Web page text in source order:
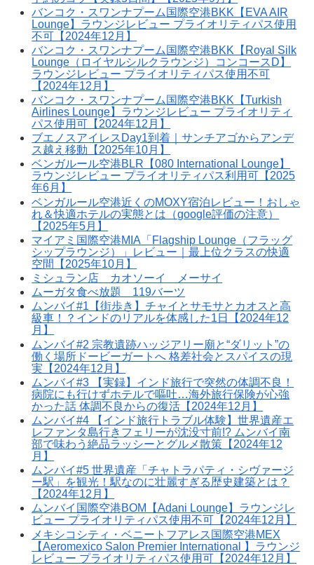
バンコク・スワンナプーム国際空港BKK【EVA AIR
Lounge】ラウンジレビュー プライオリティパス使用
不可【2024年12月】
バンコク・スワンナプーム国際空港BKK【Royal Silk
Lounge（ロイヤルシルクラウンジ）コンコースD】
ラウンジレビュー プライオリティパス使用不可
【2024年12月】
バンコク・スワンナプーム国際空港BKK【Turkish
Airlines Lounge】ラウンジレビュー プライオリティ
パス使用可【2024年12月】
ブエノスアイレスDay1到着｜サンチアゴからアンデ
ス越え移動【2025年10月】
ベンガルール空港BLR【080 International Lounge】
ラウンジレビュー プライオリティパス利用可【2025
年6月】
ベンガルール空港近くのMOXY宿泊レビュー！おしゃ
れ＆快適ホテルの実態とは（google評価の注意）
【2025年5月】
マイアミ国際空港MIA「Flagship Lounge（フラッグ
シップラウンジ）」レビュー｜最上位クラスの快適
空間【2025年10月】
ミシュラン店 カオソーイ メーサイ
ムーガタ食べ放題 119バーツ
ムンバイ#1【街歩き】チャイとサモサとカオスと高
級車！？インドのリアルを体感した1日【2024年12
月】
ムンバイ#2 宗教遺跡ハッジアリー廟と“ダリット”の
働く場所ドービーガートへ 格差社会とスパイスの現
実【2024年12月】
ムンバイ#3 【実録】インド旅行で突然の体調不良！
病院にも行けずホテルで嘔吐…海外旅行保険が心強
かった話 体調不良からの復活【2024年12月】
ムンバイ#4 【インド旅行トラブル体験】世界遺産エ
レファンタ島行きフェリーが沈没寸前!? ムンバイ南
部で味わう絶品ラッシーとグルメ散策【2024年12
月】
ムンバイ#5 世界遺産「チャトラパティ・シヴァージ
ー駅」を観光！駅なのに壮麗すぎる歴史建築とは？
【2024年12月】
ムンバイ国際空港BOM【Adani Lounge】ラウンジレ
ビュー プライオリティパス使用不可【2024年12月】
メキシコシティ・ベニートフアレス国際空港MEX
【Aeromexico Salon Premier International 】ラウンジ
レビュー プライオリティパス使用可【2024年12月】